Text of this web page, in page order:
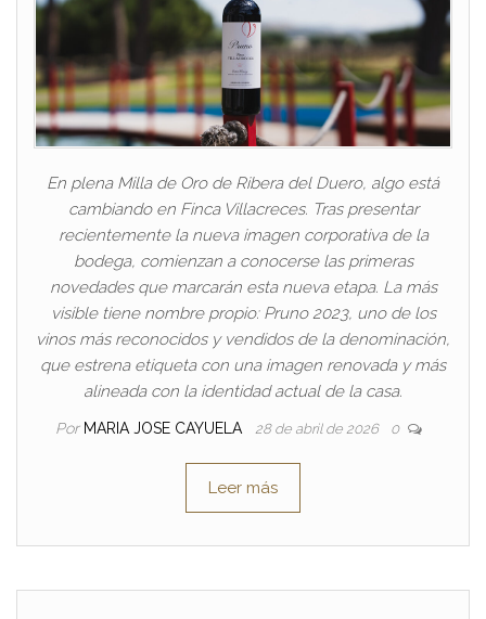
En plena Milla de Oro de Ribera del Duero, algo está
cambiando en Finca Villacreces. Tras presentar
recientemente la nueva imagen corporativa de la
bodega, comienzan a conocerse las primeras
novedades que marcarán esta nueva etapa. La más
visible tiene nombre propio: Pruno 2023, uno de los
vinos más reconocidos y vendidos de la denominación,
que estrena etiqueta con una imagen renovada y más
alineada con la identidad actual de la casa.
Por MARIA JOSE CAYUELA 28 de abril de 2026 0
Leer más